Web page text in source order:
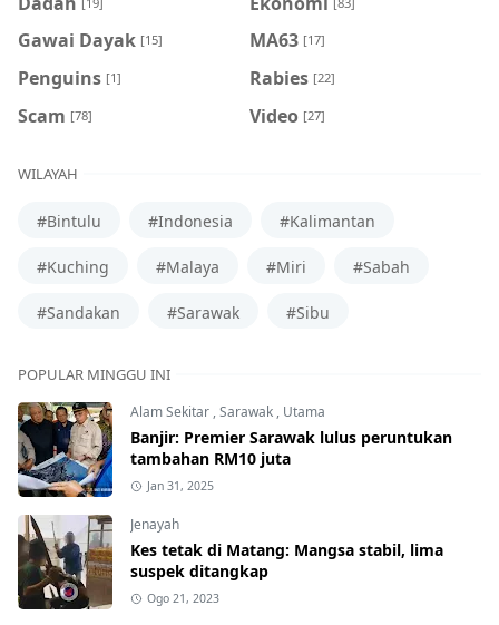
Gawai Dayak [15] MA63 [17]
Penguins [1] Rabies [22]
Scam [78] Video [27]
WILAYAH
#Bintulu #Indonesia #Kalimantan
#Kuching #Malaya #Miri #Sabah
#Sandakan #Sarawak #Sibu
POPULAR MINGGU INI
Alam Sekitar ,Sarawak , Utama
Banjir: Premier Sarawak lulus peruntukan
tambahan RM10 juta
Jan 31, 2025
Jenayah
Kes tetak di Matang: Mangsa stabil, lima
suspek ditangkap
Ogo 21, 2023